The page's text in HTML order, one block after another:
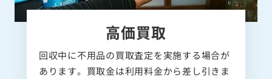
高価買取
回収中に不用品の買取査定を実施する場合が
あります。買取金は利用料金から差し引きま